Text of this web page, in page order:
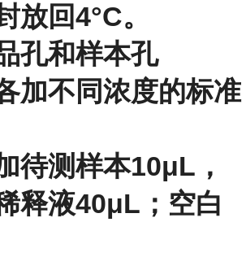
放回4°C。
孔和样本孔
加不同浓度的标准
待测样本10μL，
释液40μL；空白